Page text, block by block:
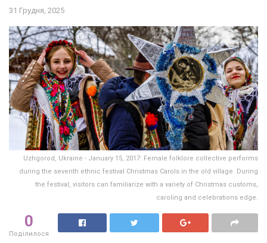
31 Грудня, 2025
Uzhgorod, Ukraine - January 15, 2017: Female folklore collective performs
during the seventh ethnic festival Christmas Carols in the old village. During
the festival, visitors can familiarize with a variety of Christmas customs,
caroling and celebrations edge.
0
Поділилося